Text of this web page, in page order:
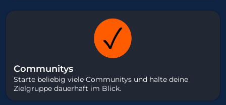
Communitys
Starte beliebig viele Communitys und halte deine
Zielgruppe dauerhaft im Blick.